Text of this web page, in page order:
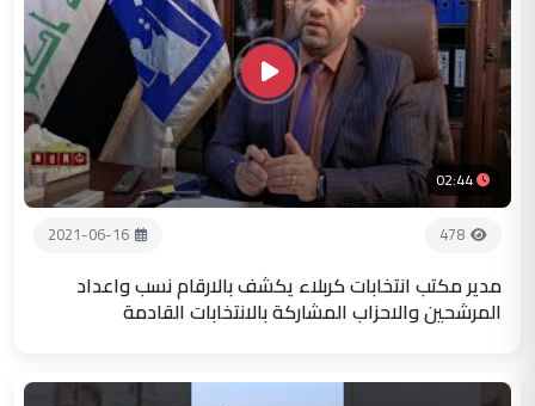
02:44
478
2021-06-16
مدير مكتب انتخابات كربلاء يكشف بالارقام نسب واعداد
المرشحين والاحزاب المشاركة بالانتخابات القادمة